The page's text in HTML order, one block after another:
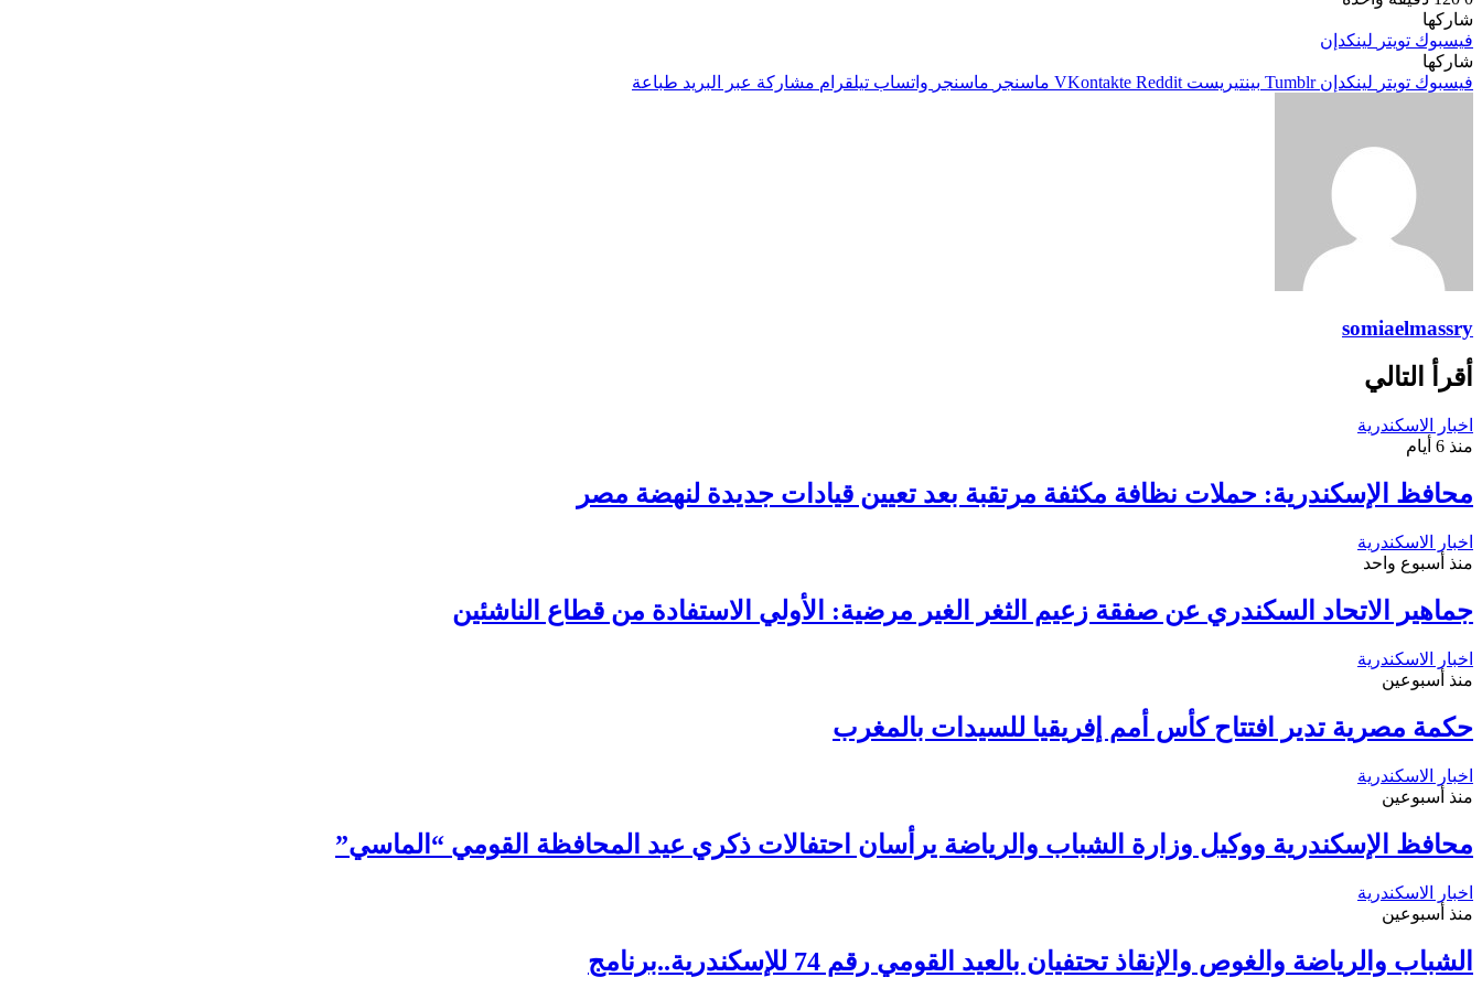
شاركها
فيسبوك تويتر لينكدإن
شاركها
فيسبوك تويتر لينكدإن بينتيريست ماسنجر ماسنجر واتساب تيلقرام مشاركة عبر البريد طباعة
somiaelmassry
أقرأ التالي
اخبار الاسكندرية
منذ 6 أيام
محافظ الإسكندرية: حملات نظافة مكثفة مرتقبة بعد تعيين قيادات جديدة لنهضة مصر
اخبار الاسكندرية
منذ أسبوع واحد
جماهير الاتحاد السكندري عن صفقة زعيم الثغر الغير مرضية: الأولي الاستفادة من قطاع الناشئين
اخبار الاسكندرية
منذ أسبوعين
حكمة مصرية تدير افتتاح كأس أمم إفريقيا للسيدات بالمغرب
اخبار الاسكندرية
منذ أسبوعين
محافظ الإسكندرية ووكيل وزارة الشباب والرياضة يرأسان احتفالات ذكري عيد المحافظة القومي “الماسي”
اخبار الاسكندرية
منذ أسبوعين
الشباب والرياضة والغوص والإنقاذ تحتفيان بالعيد القومي رقم 74 للإسكندرية..برنامج